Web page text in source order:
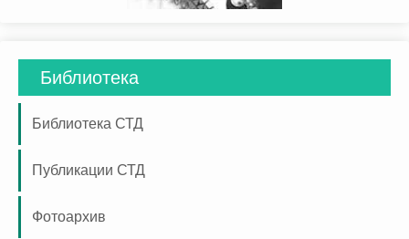
Библиотека
Библиотека СТД
Публикации СТД
Фотоархив